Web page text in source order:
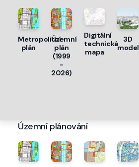
Metropolitní
plán
Územní
plán
(1999
-
2026)
Digitální
technická
mapa
3D
model
Územní plánování